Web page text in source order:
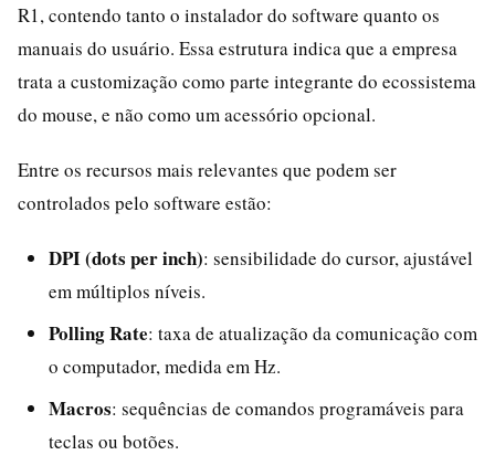
R1, contendo tanto o instalador do software quanto os
manuais do usuário. Essa estrutura indica que a empresa
trata a customização como parte integrante do ecossistema
do mouse, e não como um acessório opcional.
Entre os recursos mais relevantes que podem ser
controlados pelo software estão:
DPI (dots per inch): sensibilidade do cursor, ajustável
em múltiplos níveis.
Polling Rate: taxa de atualização da comunicação com
o computador, medida em Hz.
Macros: sequências de comandos programáveis para
teclas ou botões.